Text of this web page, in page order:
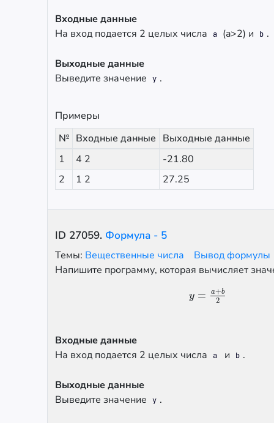
Входные данные
На вход подается 2 целых числа
a (a>2) и b .
Выходные данные
Выведите значение
y .
Примеры
№ Входные данные Выходные данные
1
4 2
-21.80
2
1 2 27.25
ID 27059. Формула - 5
Темы: Вещественные числа
Вывод формулы
Напишите программу, которая вычисляет
y = a+b
2
y=a+b2
Входные данные
На вход подается 2 целых числа
a и b .
Выходные данные
Выведите значение
y .